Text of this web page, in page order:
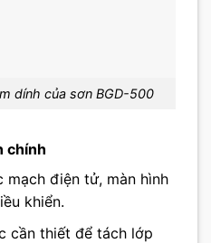
dính của sơn BGD-500
chính
mạch điện tử, màn hình
khiển.
cần thiết để tách lớp